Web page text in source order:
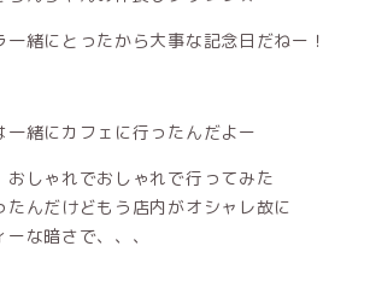
一緒にとったから大事な記念日だねー！
一緒にカフェに行ったんだよー
おしゃれでおしゃれで行ってみた
たんだけどもう店内がオシャレ故に
な暗さで、、、